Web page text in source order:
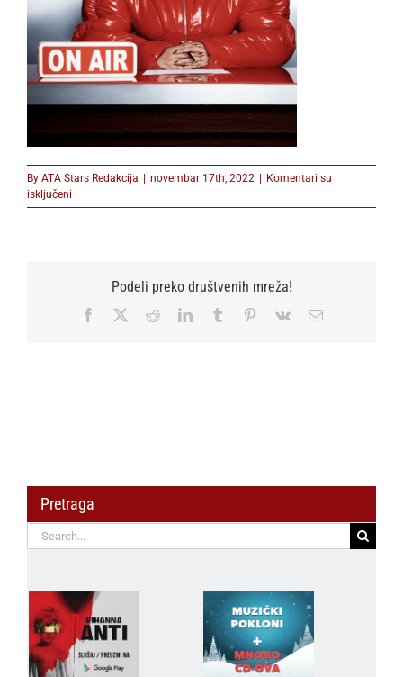
By ATA Stars Redakcija | novembar 17th, 2022 | Komentari su
isključeni
beyonce_grammy_2023
Podeli preko društvenih mreža!
Facebook RedditLinkedInTumblr Pinterest
Vk Email
Pretraga
Search
for: